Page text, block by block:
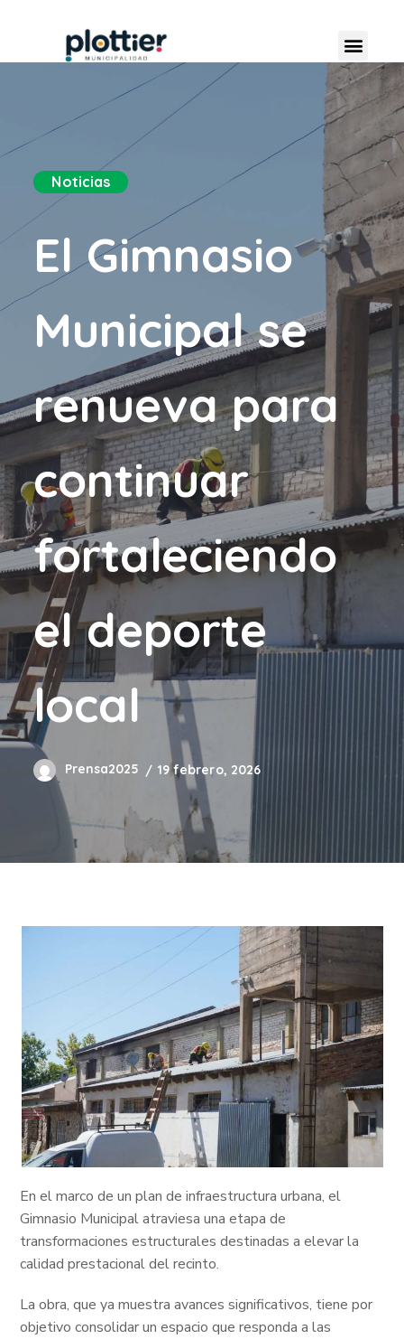
Noticias
El Gimnasio
Municipal se
renueva para
continuar
fortaleciendo
el deporte
local
Prensa2025 19 febrero, 2026
En el marco de un plan de infraestructura urbana, el
Gimnasio Municipal atraviesa una etapa de
transformaciones estructurales destinadas a elevar la
calidad prestacional del recinto.
La obra, que ya muestra avances significativos, tiene por
objetivo consolidar un espacio que responda a las